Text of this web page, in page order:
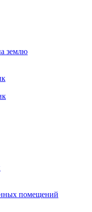
землю
помещений